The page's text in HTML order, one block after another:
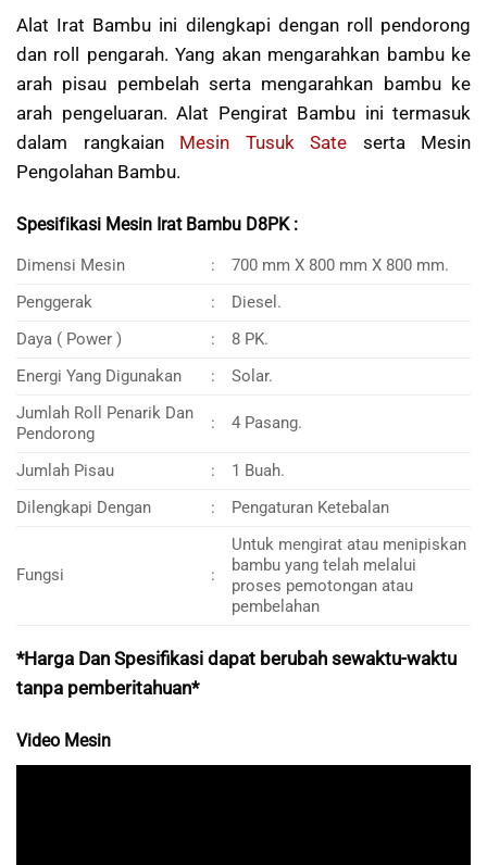
Alat Irat Bambu ini dilengkapi dengan roll pendorong
dan roll pengarah. Yang akan mengarahkan bambu ke
arah pisau pembelah serta mengarahkan bambu ke
arah pengeluaran. Alat Pengirat Bambu ini termasuk
dalam rangkaian Mesin Tusuk Sate serta Mesin
Pengolahan Bambu.
Spesifikasi Mesin Irat Bambu D8PK :
Dimensi Mesin :
700 mm X 800 mm X 800 mm.
Penggerak
:
Diesel.
Daya ( Power )
:
8 PK.
Energi Yang Digunakan
:
Solar.
Jumlah Roll Penarik Dan
Pendorong
: 4 Pasang.
Jumlah Pisau :
1 Buah.
Dilengkapi Dengan
: Pengaturan Ketebalan
Fungsi :
Untuk mengirat atau menipiskan
bambu yang telah melalui
proses pemotongan atau
pembelahan
*Harga Dan Spesifikasi dapat berubah sewaktu-waktu
tanpa pemberitahuan*
Video Mesin